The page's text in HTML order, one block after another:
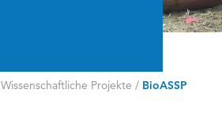
Wissenschaftliche Projekte / BioASSP